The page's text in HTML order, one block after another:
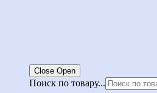
Close Open
Поиск по товару...